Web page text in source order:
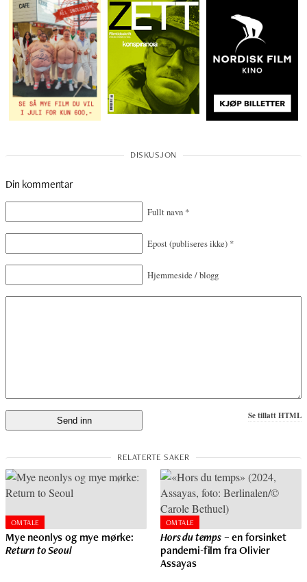
Din kommentar
Fullt navn *
Epost(publiseres ikke) *
Hjemmeside / blogg
Se tillatt HTML
OMTALE
Mye neonlys og mye mørke:
Return to Seoul
OMTALE
Hors du temps– en forsinket
pandemi-film fra Olivier
Assayas